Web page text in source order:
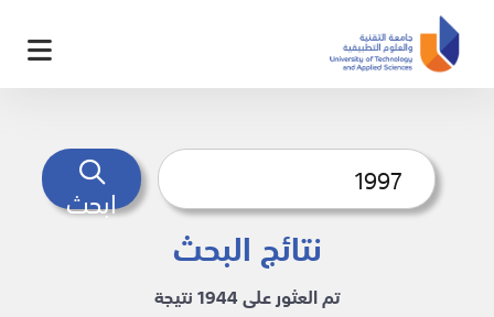
ابحث
نتائج البحث
تم العثور على 1944 نتيجة